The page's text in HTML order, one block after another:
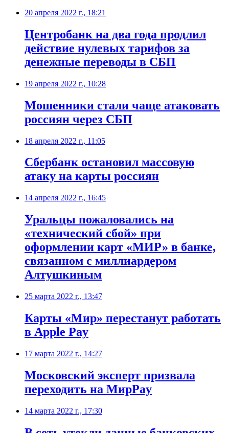
20 апреля 2022 г., 18:21
Центробанк на два года продлил
действие нулевых тарифов за
денежные переводы в СБП
19 апреля 2022 г., 10:28
Мошенники стали чаще атаковать
россиян через СБП
18 апреля 2022 г., 11:05
Сбербанк остановил массовую
атаку на карты россиян
14 апреля 2022 г., 16:45
Уральцы пожаловались на
«технический сбой» при
оформлении карт «МИР» в банке,
связанном с миллиардером
Алтушкиным
25 марта 2022 г., 13:47
Карты «Мир» перестанут работать
в Apple Pay
17 марта 2022 г., 14:27
​Московский эксперт призвала
переходить на МирPay
14 марта 2022 г., 17:30